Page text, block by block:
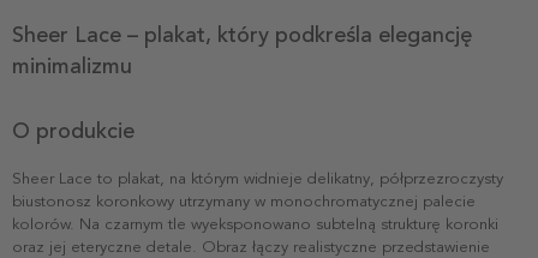
Sheer Lace – plakat, który podkreśla elegancję
minimalizmu
O produkcie
Sheer Lace to plakat, na którym widnieje delikatny, półprzezroczysty
biustonosz koronkowy utrzymany w monochromatycznej palecie
kolorów. Na czarnym tle wyeksponowano subtelną strukturę koronki
oraz jej eteryczne detale. Obraz łączy realistyczne przedstawienie